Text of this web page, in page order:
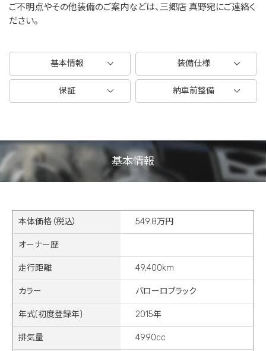
ご不明点やその他装備のご案内などは、三郷店 真野宛にご連絡く
ださい。
基本情報 装備仕様
保証 納車前整備
基本情報
本体価格（税込） 549.8万円
オーナー歴
走行距離 49,400km
カラー バローロブラック
年式(初度登録年) 2015年
排気量 4990cc